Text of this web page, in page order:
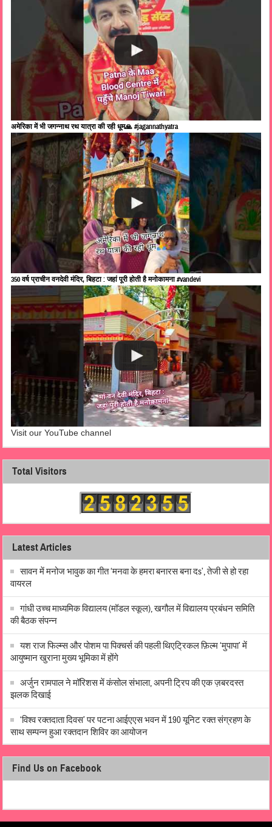
अमेरिका में भी जगन्नाथ रथ यात्रा की रही धूम🙏 #jagannathyatra
350 वर्ष प्राचीन वनदेवी मंदिर, बिहटा : जहां पूरी होती है मनोकामना #vandevi
Visit our YouTube channel
Total Visitors
Latest Articles
सावन में मनोज भावुक का गीत ‘मनवा के हमरा बनारस बना दs’, तेजी से हो रहा
वायरल
गांधी उच्च माध्यमिक विद्यालय (मॉडल स्कूल), खगौल में विद्यालय प्रबंधन समिति
की बैठक संपन्न
यश राज फिल्म्स और पोशम पा पिक्चर्स की पहली थिएट्रिकल फ़िल्म ‘मुपापा’ में
आयुष्मान खुराना मुख्य भूमिका में होंगे
अर्जुन रामपाल ने मॉरिशस में कंसोल संभाला, अपनी ट्रिप की एक ज़बरदस्त
झलक दिखाई
‘विश्व रक्तदाता दिवस’ पर पटना आईएएस भवन में 190 यूनिट रक्त संग्रहण के
साथ सम्पन्न हुआ रक्तदान शिविर का आयोजन
Find Us on Facebook